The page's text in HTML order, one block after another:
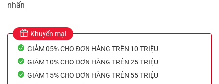
nhấn
Khuyến mại
GIẢM 05% CHO ĐƠN HÀNG TRÊN 10 TRIỆU
GIẢM 10% CHO ĐƠN HÀNG TRÊN 25 TRIỆU
GIẢM 15% CHO ĐƠN HÀNG TRÊN 55 TRIỆU